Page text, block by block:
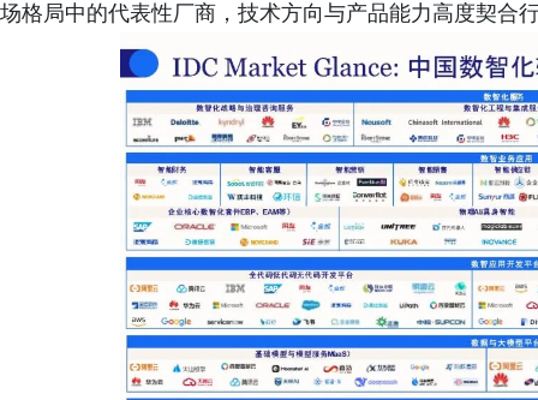
场格局中的代表性厂商，技术方向与产品能力高度契合